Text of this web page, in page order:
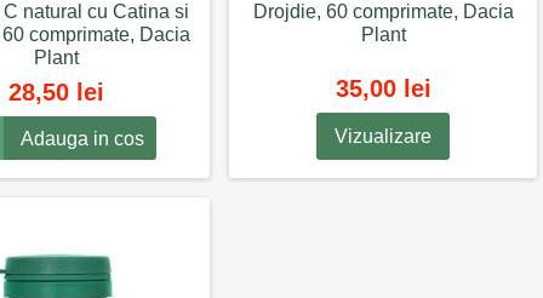
natural cu Catina si
comprimate, Dacia
Plant
28,50 lei
Adauga in cos
Drojdie, 60 comprimate, Dacia
Plant
35,00 lei
Vizualizare